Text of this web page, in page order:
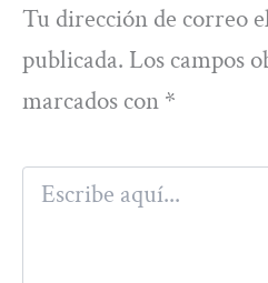
Tu dirección de correo
publicada. Los campos
marcados con *
Escribe
aquí...